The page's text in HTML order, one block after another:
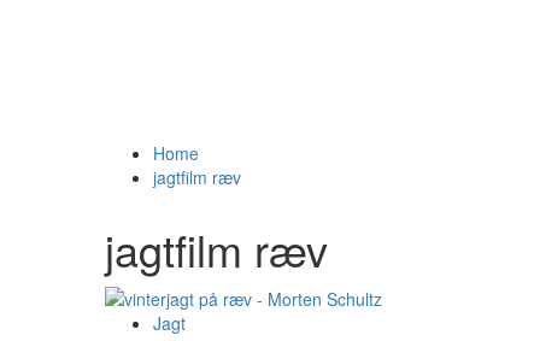
Home
jagtfilm ræv
jagtfilm ræv
Jagt